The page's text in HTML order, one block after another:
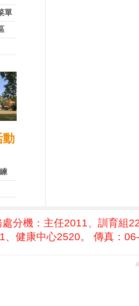
單
動
處分機：主任2011、訓育組
、健康中心2520。 傳真：